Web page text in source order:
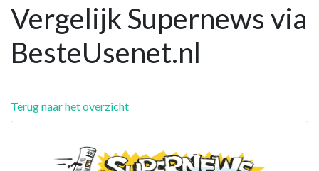
Vergelijk Supernews via
BesteUsenet.nl
Terug naar het overzicht